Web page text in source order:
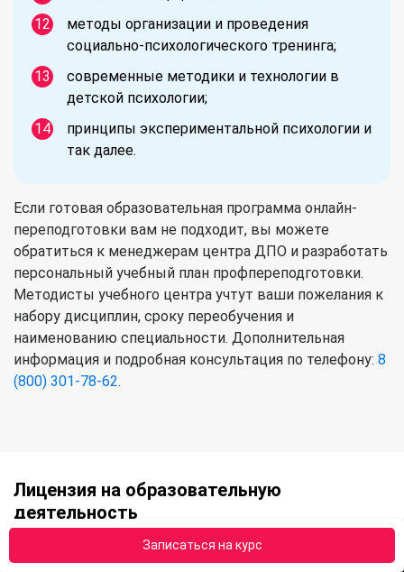
Записаться на курс
методы организации и проведения
социально-психологического тренинга;
современные методики и технологии в
детской психологии;
принципы экспериментальной психологии и
так далее.
Если готовая образовательная программа онлайн-
переподготовки вам не подходит, вы можете
обратиться к менеджерам центра ДПО и разработать
персональный учебный план профпереподготовки.
Методисты учебного центра учтут ваши пожелания к
набору дисциплин, сроку переобучения и
наименованию специальности. Дополнительная
информация и подробная консультация по телефону: 8
(800) 301-78-62.
Лицензия на образовательную
деятельность